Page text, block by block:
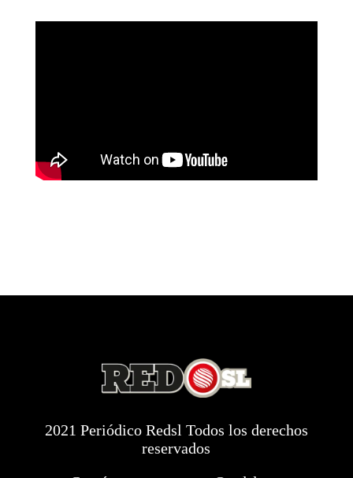
2021 Periódico Redsl Todos los derechos
reservados